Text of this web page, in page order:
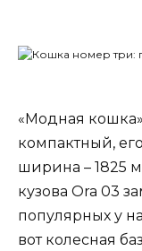
«Модная
компактный,
ширина – 1825
кузова Ora 03
популярных у
вот колесная